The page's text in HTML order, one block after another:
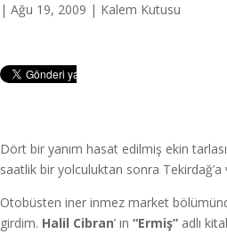
| Ağu 19, 2009 | Kalem Kutusu
Dört bir yanım hasat edilmiş ekin
saatlik bir yolculuktan sonra
Otobüsten iner inmez market
girdim. Halil Cibran’ ın “Ermiş”adlı